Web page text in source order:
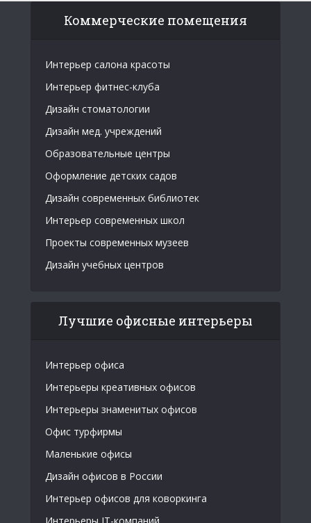
Коммерческие помещения
Интерьер салона красоты
Интерьер фитнес-клуба
Дизайн стоматологии
Дизайн мед. учреждений
Образовательные центры
Оформление детских садов
Дизайн современных библиотек
Интерьер современных школ
Проекты современных музеев
Дизайн учебных центров
Лучшие офисные интерьеры
Интерьер офиса
Интерьеры креативных офисов
Интерьеры знаменитых офисов
Офис турфирмы
Маленькие офисы
Дизайн офисов в России
Интерьер офисов для коворкинга